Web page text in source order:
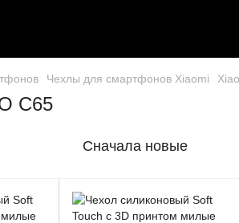
Чехлы для смартфонов Xiaomi
C65
Сначала новые